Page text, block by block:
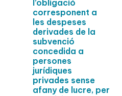
l’obligació
corresponent a
les despeses
derivades de la
subvenció
concedida a
persones
jurídiques
privades sense
afany de lucre, per